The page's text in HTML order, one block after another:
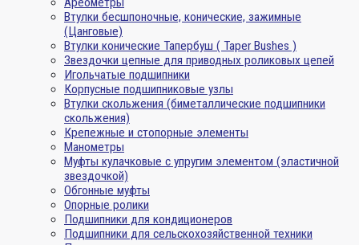
Втулки бесшпоночные, конические, зажимные
(Цанговые)
Втулки конические Тапербуш ( Taper Bushes )
Звездочки цепные для приводных роликовых цепей
Игольчатые подшипники
Корпусные подшипниковые узлы
Втулки скольжения (биметаллические подшипники
скольжения)
Крепежные и стопорные элементы
Манометры
Муфты кулачковые с упругим элементом (эластичной
звездочкой)
Обгонные муфты
Опорные ролики
Подшипники для кондиционеров
Подшипники для сельскохозяйственной техники